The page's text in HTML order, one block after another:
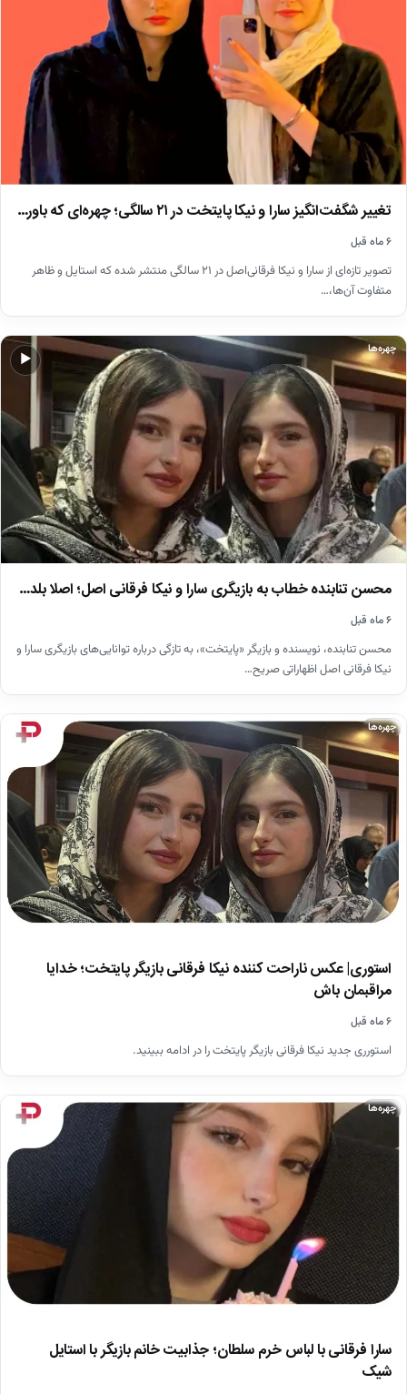
تغییر شگفت‌انگیز سارا و نیکا پایتخت در ۲۱ سالگی؛ چهره‌ای که باور…
۶ ماه قبل
تصویر تازه‌ای از سارا و نیکا فرقانی‌اصل در ۲۱ سالگی منتشر شده که استایل و ظاهر
متفاوت آن‌ها،…
▶
چهره‌ها
محسن تنابنده خطاب به بازیگری سارا و نیکا فرقانی اصل؛ اصلا بلد…
۶ ماه قبل
محسن تنابنده، نویسنده و بازیگر «پایتخت»، به تازگی درباره توانایی‌های بازیگری سارا و
نیکا فرقانی اصل اظهاراتی صریح…
چهره‌ها
استوری| عکس ناراحت کننده نیکا فرقانی بازیگر پایتخت؛ خدایا
مراقبمان باش
۶ ماه قبل
استورری جدید نیکا فرقانی بازیگر پایتخت را در ادامه ببینید.
چهره‌ها
سارا فرقانی با لباس خرم سلطان؛ جذابیت خانم بازیگر با استایل
شیک